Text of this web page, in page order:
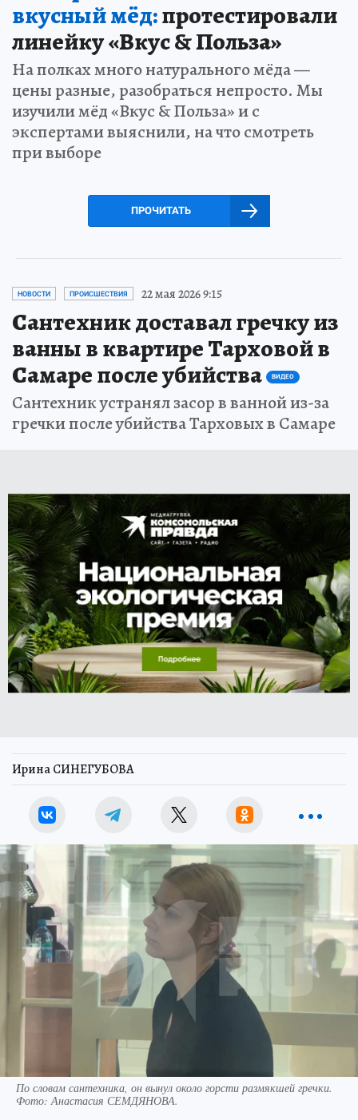
вкусный мёд:протестировали
линейку «Вкус & Польза»
На полках много натурального мёда —
цены разные, разобраться непросто. Мы
изучили мёд «Вкус & Польза» и с
экспертами выяснили, на что смотреть
при выборе
ПРОЧИТАТЬ
НОВОСТИ ПРОИСШЕСТВИЯ 22 мая 2026 9:15
Сантехник доставал гречку из
ванны в квартире Тарховой в
Самаре после убийства
ВИДЕО
Сантехник устранял засор в ванной из-за
гречки после убийства Тарховых в Самаре
Ирина СИНЕГУБОВА
По словам сантехника, он вынул около горсти размякшей гречки.
Фото: Анастасия СЕМДЯНОВА.